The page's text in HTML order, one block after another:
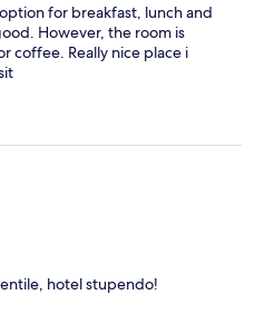
for breakfast, lunch and
However, the room is
coffee. Really nice place i
hotel stupendo!